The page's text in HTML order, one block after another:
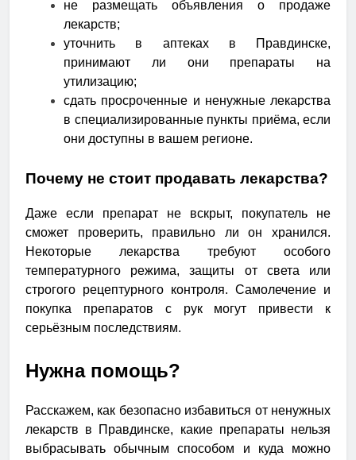
не размещать объявления о продаже
лекарств;
уточнить в аптеках в Правдинске,
принимают ли они препараты на
утилизацию;
сдать просроченные и ненужные лекарства
в специализированные пункты приёма, если
они доступны в вашем регионе.
Почему не стоит продавать лекарства?
Даже если препарат не вскрыт, покупатель не
сможет проверить, правильно ли он хранился.
Некоторые лекарства требуют особого
температурного режима, защиты от света или
строгого рецептурного контроля. Самолечение и
покупка препаратов с рук могут привести к
серьёзным последствиям.
Нужна помощь?
Расскажем, как безопасно избавиться от ненужных
лекарств в Правдинске, какие препараты нельзя
выбрасывать обычным способом и куда можно